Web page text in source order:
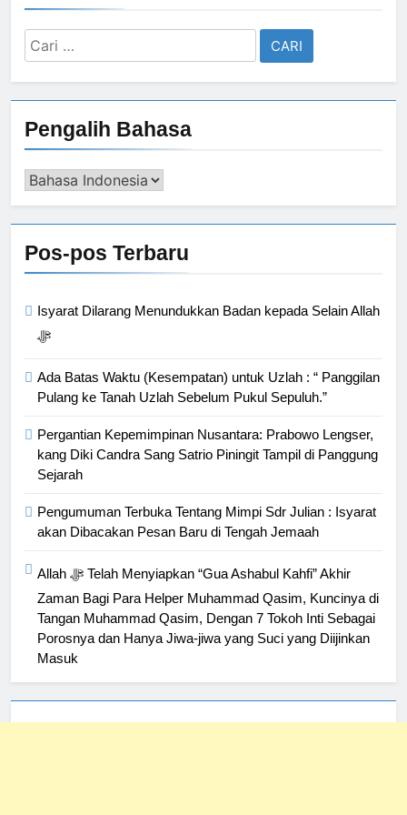
Cari
untuk:
Pengalih Bahasa
Pengalih
Pos-pos Terbaru
Isyarat Dilarang Menundukkan Badan kepada Selain Allah
ﷻ
Ada Batas Waktu (Kesempatan) untuk Uzlah : “ Panggilan
Pulang ke Tanah Uzlah Sebelum Pukul Sepuluh.”
Pergantian Kepemimpinan Nusantara: Prabowo Lengser,
kang Diki Candra Sang Satrio Piningit Tampil di Panggung
Sejarah
Pengumuman Terbuka Tentang Mimpi Sdr Julian : Isyarat
akan Dibacakan Pesan Baru di Tengah Jemaah
Allah ﷻ Telah Menyiapkan “Gua Ashabul Kahfi” Akhir
Zaman Bagi Para Helper Muhammad Qasim, Kuncinya di
Tangan Muhammad Qasim, Dengan 7 Tokoh Inti Sebagai
Porosnya dan Hanya Jiwa-jiwa yang Suci yang Diijinkan
Masuk